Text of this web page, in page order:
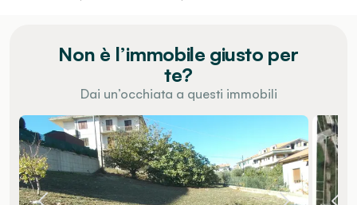
Non è l’immobile giusto per
te?
Dai un’occhiata a questi immobili